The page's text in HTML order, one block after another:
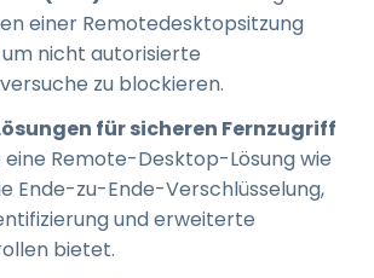
einer Remotedesktopsitzung
nicht autorisierte
zu blockieren.
für sicheren Fernzugriff
eine Remote-Desktop-Lösung wie
Ende-zu-Ende-Verschlüsselung,
und erweiterte
bietet.